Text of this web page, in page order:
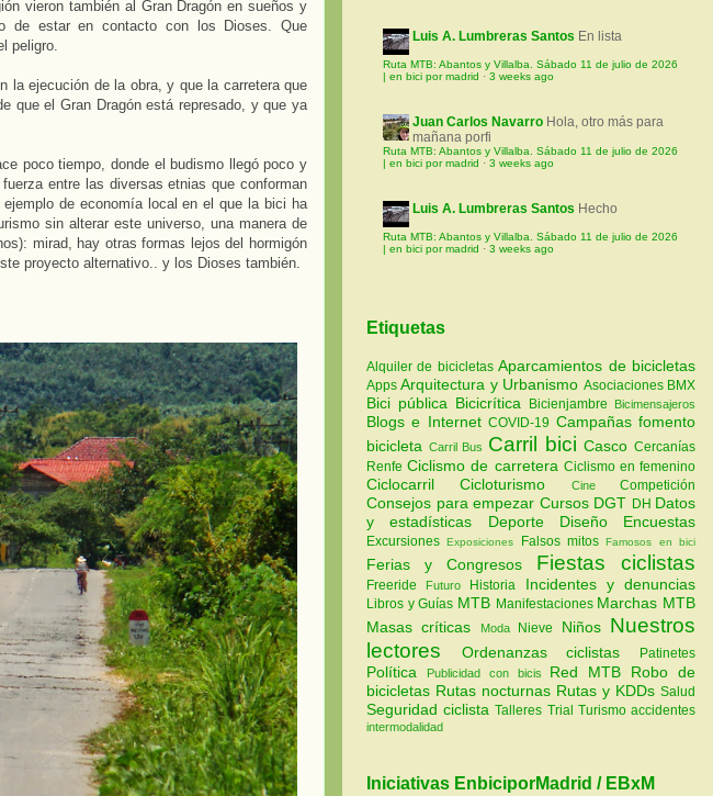
vieron también al Gran Dragón en sueños y
de estar en contacto con los Dioses. Que
peligro.
la ejecución de la obra, y que la carretera que
que el Gran Dragón está represado, y que ya
poco tiempo, donde el budismo llegó poco y
entre las diversas etnias que conforman
de economía local en el que la bici ha
sin alterar este universo, una manera de
mirad, hay otras formas lejos del hormigón
proyecto alternativo.. y los Dioses también.
Luis A. Lumbreras Santos En lista
Ruta MTB: Abantos y Villalba. Sábado 11 de julio de 2026
| en bici por madrid · 3 weeks ago
Juan Carlos Navarro Hola, otro más para
mañana porfi
Ruta MTB: Abantos y Villalba. Sábado 11 de julio de 2026
| en bici por madrid · 3 weeks ago
Luis A. Lumbreras Santos Hecho
Ruta MTB: Abantos y Villalba. Sábado 11 de julio de 2026
| en bici por madrid · 3 weeks ago
Etiquetas
Alquiler de bicicletasAparcamientos de bicicletas
AppsArquitectura y Urbanismo Asociaciones BMX
Bici pública Bicicrítica Bicienjambre Bicimensajeros
Blogs e InternetCOVID-19 Campañas fomento
bicicleta Carril Bus Carril biciCascoCercanías
RenfeCiclismo de carretera Ciclismo en femenino
CiclocarrilCicloturismo CineCompetición
Consejos para empezar Cursos DGT DH Datos
y estadísticas Deporte Diseño Encuestas
ExcursionesExposiciones Falsos mitosFamosos en bici
Ferias y Congresos Fiestas ciclistas
Freeride Futuro Historia Incidentes y denuncias
Libros y Guías MTB Manifestaciones Marchas MTB
Masas críticas
Moda Nieve Niños Nuestros
lectores
Ordenanzas ciclistas Patinetes
Política Publicidad con bicis Red MTB Robo de
bicicletas Rutas nocturnas Rutas y KDDs Salud
Seguridad ciclistaTalleres Trial Turismoaccidentes
intermodalidad
Iniciativas EnbiciporMadrid / EBxM